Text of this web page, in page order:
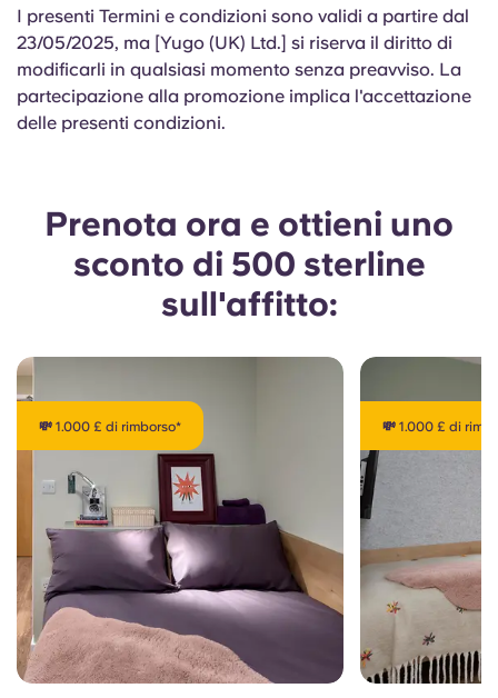
I presenti Termini e condizioni sono validi a partire dal
23/05/2025, ma [Yugo (UK) Ltd.] si riserva il diritto di
modificarli in qualsiasi momento senza preavviso. La
partecipazione alla promozione implica l'accettazione
delle presenti condizioni.
Prenota ora e ottieni uno
sconto di 500 sterline
sull'affitto:
💸 1.000 £ di rimborso* 💸 1.000 £ di